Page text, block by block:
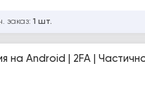
заказ: 1 шт.
на Android | 2FA |